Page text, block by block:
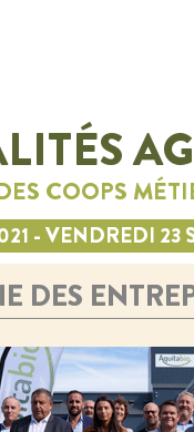
COOPS
- VENDREDI 23
DES